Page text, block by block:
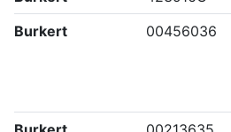
Burkert
00456036